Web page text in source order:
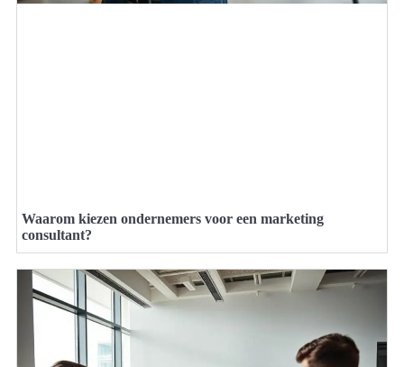
Waarom kiezen ondernemers voor een marketing
consultant?